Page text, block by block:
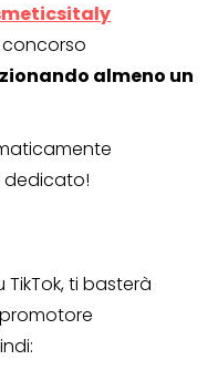
almeno un
dedicato!
ti basterà